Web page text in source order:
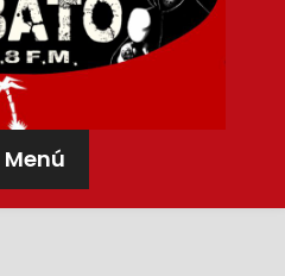
Menú